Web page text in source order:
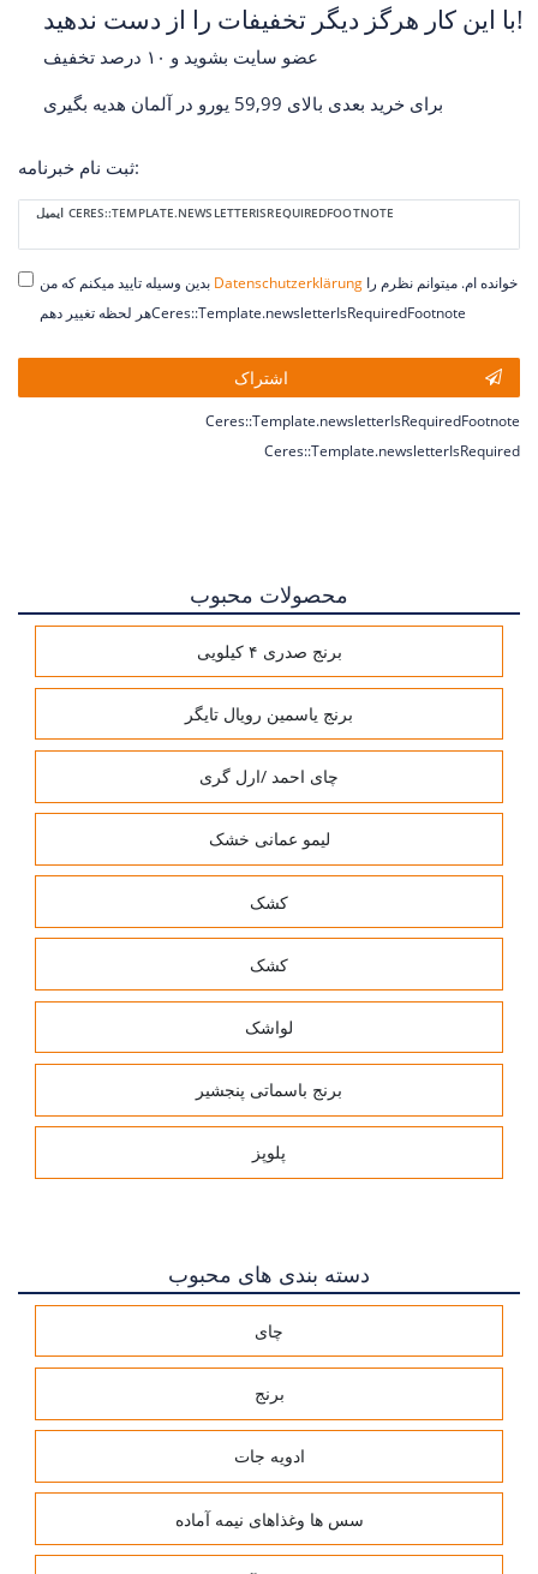
با این کار هرگز دیگر تخفیفات را از دست ندهید!
برای خرید بعدی بالای 59,99 یورو در آلمان هدیه بگیری
ثبت نام خبرنامه:
ایمیل CERES::TEMPLATE.NEWSLETTERISREQUIREDFOOTNOTE
Ceres::Template.newsletterHoneypotLabel
بدین وسیله تایید میکنم که من Daten­schutz­erklärungخوانده ام. میتوانم نظرم را
هر لحظه تغییر دهمCeres::Template.newsletterIsRequiredFootnote
اشتراک
Ceres::Template.newsletterIsRequiredFootnote
Ceres::Template.newsletterIsRequired
محصولات محبوب
برنج صدری ۴ کیلویی
برنج یاسمین رویال تایگر
چای احمد /ارل گری
لیمو عمانی خشک
کشک
کشک
لواشک
برنج باسماتی پنجشیر
پلوپز
دسته بندی های محبوب
چای
برنج
ادویه جات
سس ها وغذاهای نیمه آماده